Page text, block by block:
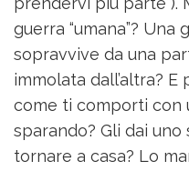
guerra “umana”? Una
sopravvive da una
immolata dall’altra?
come ti comporti con
sparando? Gli dai
tornare a casa? Lo